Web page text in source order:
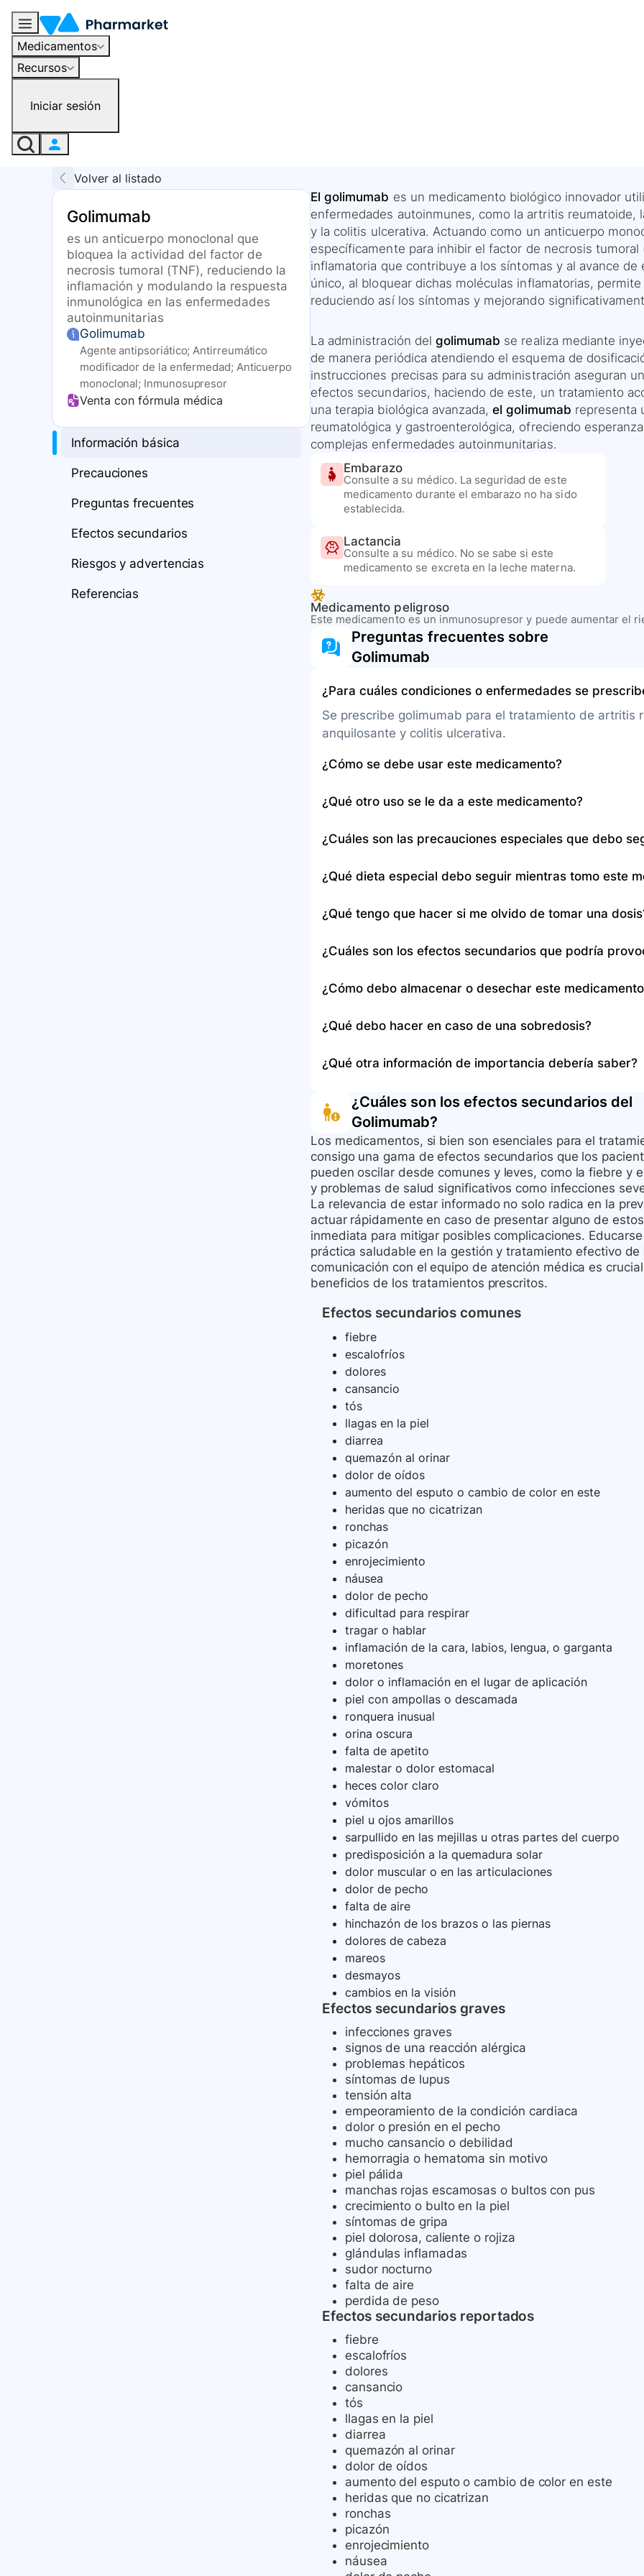
Medicamentos
Recursos
Iniciar sesión
Volver al listado
Golimumab
es un anticuerpo monoclonal que
bloquea la actividad del factor de
necrosis tumoral (TNF), reduciendo la
inflamación y modulando la respuesta
inmunológica en las enfermedades
autoinmunitarias
Golimumab
Agente antipsoriático; Antirreumático
modificador de la enfermedad; Anticuerpo
monoclonal; Inmunosupresor
Venta con fórmula médica
Información básica
Precauciones
Preguntas frecuentes
Efectos secundarios
Riesgos y advertencias
Referencias
El golimumab es un medicamento biológico innovador
enfermedades autoinmunes, como la artritis
y la colitis ulcerativa. Actuando como un anticuerpo
específicamente para inhibir el factor de necrosis
inflamatoria que contribuye a los síntomas y al avance
único, al bloquear dichas moléculas inflamatorias,
reduciendo así los síntomas y mejorando
La administración del golimumab se realiza mediante
de manera periódica atendiendo el esquema de
instrucciones precisas para su administración aseguran
efectos secundarios, haciendo de este, un tratamiento
una terapia biológica avanzada,el golimumab representa
reumatológica y gastroenterológica, ofreciendo
complejas enfermedades autoinmunitarias.
Embarazo
Consulte a su médico. La seguridad de este
medicamento durante el embarazo no ha sido
establecida.
Lactancia
Consulte a su médico. No se sabe si este
medicamento se excreta en la leche materna.
Medicamento peligroso
Este medicamento es un inmunosupresor y puede aumentar el
Preguntas frecuentes sobre
Golimumab
¿Para cuáles condiciones o enfermedades se
Se prescribe golimumab para el tratamiento de artritis
anquilosante y colitis ulcerativa.
¿Cómo se debe usar este medicamento?
mes para artritis reumatoide, artritis psoriásica y
semanas. En instituciones de salud, también puede
¿Qué otro uso se le da a este medicamento?
clínicos para enfermedades que involucran procesos
¿Cuáles son las precauciones especiales que debo
de enfermedades autoinmunes, cáncer,
infectadas, informe si está embarazada, planifica
¿Qué dieta especial debo seguir mientras tomo este
es importante seguir cualquier recomendación
¿Qué tengo que hacer si me olvido de tomar una
calendario original. Si el retraso es más de 2 semanas,
¿Cuáles son los efectos secundarios que podría
problemas hepáticos, síntomas de lupus, tensión alta,
Consulte a su médico si experimenta alguno de estos
¿Cómo debo almacenar o desechar este
los niños y protegido de la luz. Puede estar a
objetos cortopunzantes después de su uso.
¿Qué debo hacer en caso de una sobredosis?
inmediatamente para recibir las indicaciones
¿Qué otra información de importancia debería saber?
revisiones periódicas de la piel y notifique cualquier
años, tenga precaución debido a una mayor
medicamento no debe ser administrado a niños
¿Cuáles son los efectos secundarios del
Golimumab?
Los medicamentos, si bien son esenciales para el
consigo una gama de efectos secundarios que los
pueden oscilar desde comunes y leves, como la fiebre y
y problemas de salud significativos como infecciones
La relevancia de estar informado no solo radica en la
actuar rápidamente en caso de presentar alguno de
inmediata para mitigar posibles complicaciones.
práctica saludable en la gestión y tratamiento efectivo
comunicación con el equipo de atención médica es
beneficios de los tratamientos prescritos.
Efectos secundarios comunes
fiebre
escalofríos
dolores
cansancio
tós
llagas en la piel
diarrea
quemazón al orinar
dolor de oídos
aumento del esputo o cambio de color en este
heridas que no cicatrizan
ronchas
picazón
enrojecimiento
náusea
dolor de pecho
dificultad para respirar
tragar o hablar
inflamación de la cara, labios, lengua, o garganta
moretones
dolor o inflamación en el lugar de aplicación
piel con ampollas o descamada
ronquera inusual
orina oscura
falta de apetito
malestar o dolor estomacal
heces color claro
vómitos
piel u ojos amarillos
sarpullido en las mejillas u otras partes del cuerpo
predisposición a la quemadura solar
dolor muscular o en las articulaciones
dolor de pecho
falta de aire
hinchazón de los brazos o las piernas
dolores de cabeza
mareos
desmayos
cambios en la visión
Efectos secundarios graves
infecciones graves
signos de una reacción alérgica
problemas hepáticos
síntomas de lupus
tensión alta
empeoramiento de la condición cardiaca
dolor o presión en el pecho
mucho cansancio o debilidad
hemorragia o hematoma sin motivo
piel pálida
manchas rojas escamosas o bultos con pus
crecimiento o bulto en la piel
síntomas de gripa
piel dolorosa, caliente o rojiza
glándulas inflamadas
sudor nocturno
falta de aire
perdida de peso
Efectos secundarios reportados
fiebre
escalofríos
dolores
cansancio
tós
llagas en la piel
diarrea
quemazón al orinar
dolor de oídos
aumento del esputo o cambio de color en este
heridas que no cicatrizan
ronchas
picazón
enrojecimiento
náusea